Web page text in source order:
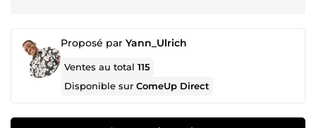
Proposé par Yann_Ulrich
Ventes au total115
Disponible surComeUp Direct